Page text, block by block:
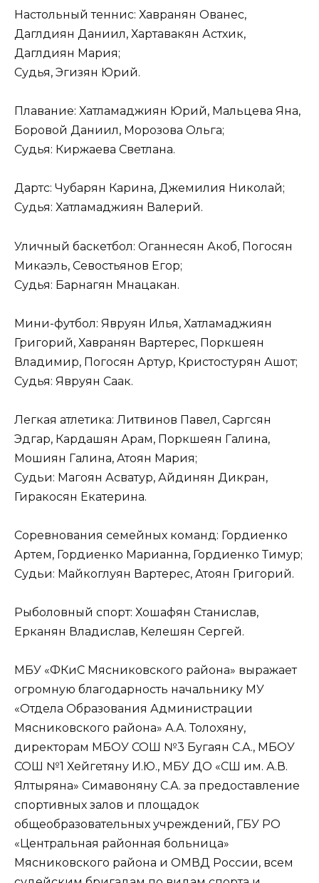
Настольный теннис: Хавранян Ованес,
Даглдиян Даниил, Хартавакян Астхик,
Даглдиян Мария;
Судья, Эгизян Юрий.
Плавание: Хатламаджиян Юрий, Мальцева Яна,
Боровой Даниил, Морозова Ольга;
Судья: Киржаева Светлана.
Дартс: Чубарян Карина, Джемилия Николай;
Судья: Хатламаджиян Валерий.
Уличный баскетбол: Оганнесян Акоб, Погосян
Микаэль, Севостьянов Егор;
Судья: Барнагян Мнацакан.
Мини-футбол: Явруян Илья, Хатламаджиян
Григорий, Хавранян Вартерес, Поркшеян
Владимир, Погосян Артур, Кристостурян Ашот;
Судья: Явруян Саак.
Легкая атлетика: Литвинов Павел, Саргсян
Эдгар, Кардашян Арам, Поркшеян Галина,
Мошиян Галина, Атоян Мария;
Судьи: Магоян Асватур, Айдинян Дикран,
Гиракосян Екатерина.
Соревнования семейных команд: Гордиенко
Артем, Гордиенко Марианна, Гордиенко Тимур;
Судьи: Майкоглуян Вартерес, Атоян Григорий.
Рыболовный спорт: Хошафян Станислав,
Ерканян Владислав, Келешян Сергей.
МБУ «ФКиС Мясниковского района» выражает
огромную благодарность начальнику МУ
«Отдела Образования Администрации
Мясниковского района» А.А. Толохяну,
директорам МБОУ СОШ №3 Бугаян С.А., МБОУ
СОШ №1 Хейгетяну И.Ю., МБУ ДО «СШ им. А.В.
Ялтыряна» Симавоняну С.А. за предоставление
спортивных залов и площадок
общеобразовательных учреждений, ГБУ РО
«Центральная районная больница»
Мясниковского района и ОМВД России, всем